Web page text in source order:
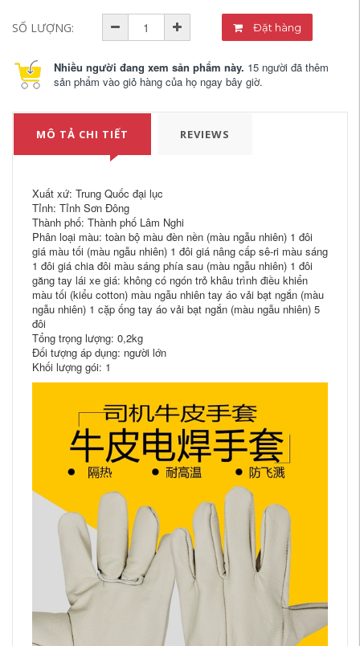
SỐ LƯỢNG: Đặt hàng
Nhiều người đang xem sản phẩm này. 15 người đã thêm
sản phẩm vào giỏ hàng của họ ngay bây giờ.
MÔ TẢ CHI TIẾT REVIEWS
Xuất xứ: Trung Quốc đại lục
Tỉnh: Tỉnh Sơn Đông
Thành phố: Thành phố Lâm Nghi
Phân loại màu: toàn bộ màu đèn nền (màu ngẫu nhiên) 1 đôi
giá màu tối (màu ngẫu nhiên) 1 đôi giá nâng cấp sê-ri màu sáng
1 đôi giá chia đôi màu sáng phía sau (màu ngẫu nhiên) 1 đôi
găng tay lái xe giá: không có ngón trỏ khâu trình điều khiển
màu tối (kiểu cotton) màu ngẫu nhiên tay áo vải bạt ngắn (màu
ngẫu nhiên) 1 cặp ống tay áo vải bạt ngắn (màu ngẫu nhiên) 5
đôi
Tổng trọng lượng: 0,2kg
Đối tượng áp dụng: người lớn
Khối lượng gói: 1